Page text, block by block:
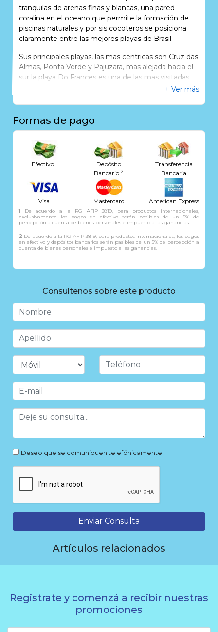
tranquilas de arenas finas y blancas, una pared
coralina en el oceano que permite la formación de
piscinas naturales y por sis cocoteros se posiciona
claramente entre las mejores playas de Brasil.
Sus principales playas, las mas centricas son Cruz das
Almas, Ponta Verde y Pajuzara, mas alejada hacia el
sur la playa Do Frances es una de las mas visitadas.
prensencia de muchos hoteles con vista al mar
calmo y turquesa.
+ Ver más
Formas de pago
Efectivo 1
Depósito
Bancario2
Transferencia
Bancaria
Visa Mastercard American Express
1
De acuerdo a la RG AFIP 3819, para productos internacionales,
exclusivamente los pagos en efectivo serán pasibles de un 5% de
percepción a cuenta de bienes personales e impuesto a las ganancias.
2 De acuerdo a la RG AFIP 3819, para productos internacionales, los pagos
en efectivo y depósitos bancarios serán pasibles de un 5% de percepción a
cuenta de bienes personales e impuesto a las ganancias.
Consultenos sobre este producto
Deseo que se comuniquen telefónicamente
Enviar Consulta
Artículos relacionados
Registrate y comenzá a recibir nuestras
promociones